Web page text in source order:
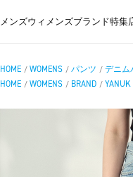
メンズウィメンズブランド特集
HOME / WOMENS / パンツ / デニム
HOME / WOMENS / BRAND / YANUK